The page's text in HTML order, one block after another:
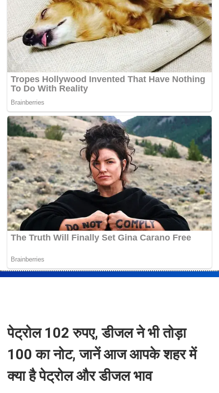
पेट्रोल 102 रुपए, डीजल ने भी तोड़ा
100 का नोट, जानें आज आपके शहर में
क्या है पेट्रोल और डीजल भाव